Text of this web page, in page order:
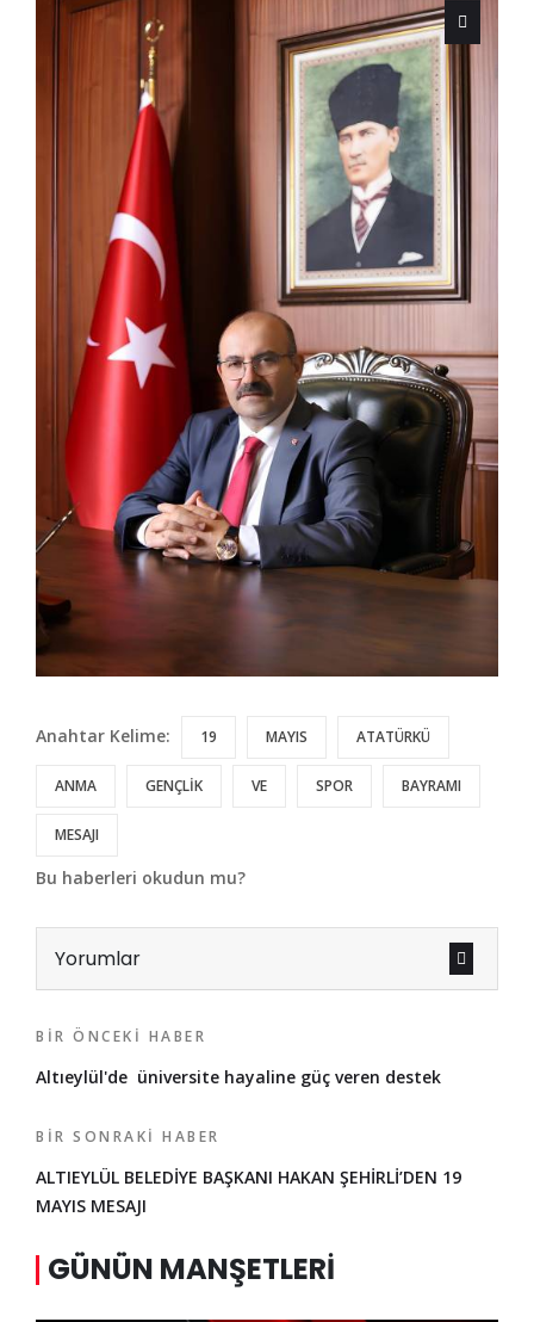
Anahtar Kelime: 19 MAYIS ATATÜRKÜ
ANMA GENÇLİK VE SPOR BAYRAMI
MESAJI
Bu haberleri okudun mu?
Yorumlar
BIR ÖNCEKI HABER
Altıeylül'de üniversite hayaline güç veren destek
BIR SONRAKI HABER
ALTIEYLÜL BELEDİYE BAŞKANI HAKAN ŞEHİRLİ’DEN 19
MAYIS MESAJI
GÜNÜN MANŞETLERI